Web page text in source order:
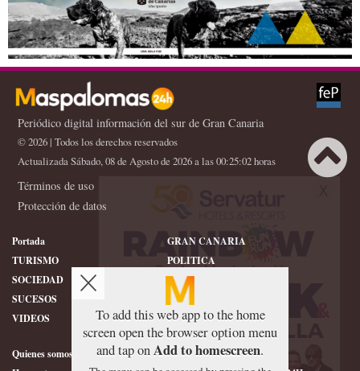
Periódico digital información del sur de Gran Canaria
© 2026 | Todos los derechos reservados
Actualizada Sábado, 08 de Agosto de 2026 a las 00:25:02 horas
Términos de uso
Protección de datos
Portada
GRAN CANARIA
TURISMO
POLITICA
SOCIEDAD
DEPORTES
SUCESOS
HISTORIA
VIDEOS
CONFIDENCIAL
Quienes somos
SERVICIOS
To add this web app to the home
screen open the browser option menu
and tap onAdd to homescreen.